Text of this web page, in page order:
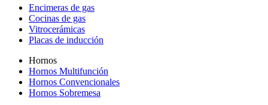
Encimeras de gas
Cocinas de gas
Vitrocerámicas
Placas de inducción
Hornos
Hornos Multifunción
Hornos Convencionales
Hornos Sobremesa